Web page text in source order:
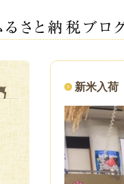
新米入荷